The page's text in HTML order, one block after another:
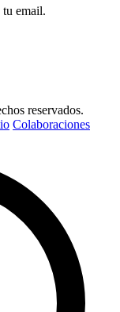
tu email.
reservados.
Colaboraciones